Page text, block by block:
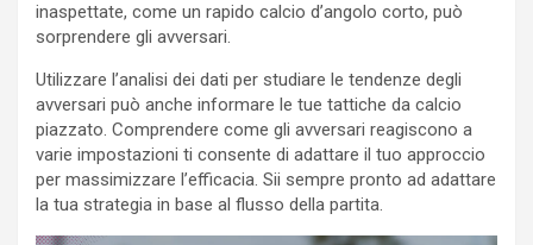
inaspettate, come un rapido calcio d’angolo corto, può
sorprendere gli avversari.
Utilizzare l’analisi dei dati per studiare le tendenze degli
avversari può anche informare le tue tattiche da calcio
piazzato. Comprendere come gli avversari reagiscono a
varie impostazioni ti consente di adattare il tuo approccio
per massimizzare l’efficacia. Sii sempre pronto ad adattare
la tua strategia in base al flusso della partita.